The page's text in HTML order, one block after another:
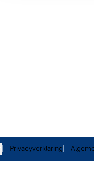
Privacyverklaring